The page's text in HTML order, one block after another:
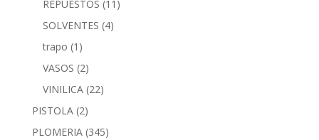
REPUESTOS (11)
SOLVENTES (4)
trapo (1)
VASOS (2)
VINILICA (22)
PISTOLA (2)
PLOMERIA (345)